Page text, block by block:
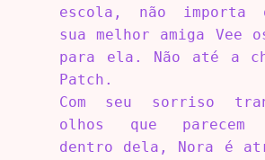
escola, não importa
sua melhor amiga Vee
para ela. Não até a
Patch.
Com seu sorriso
olhos que parecem
dentro dela, Nora é